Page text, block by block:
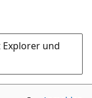
und